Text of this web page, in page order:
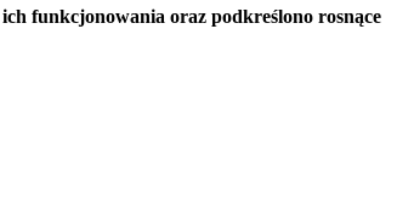
funkcjonowania oraz podkreślono rosnące